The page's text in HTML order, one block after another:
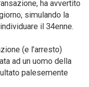
ha avvertito
simulando la
il 34enne.
(e l’arresto)
ad un uomo della
palesemente